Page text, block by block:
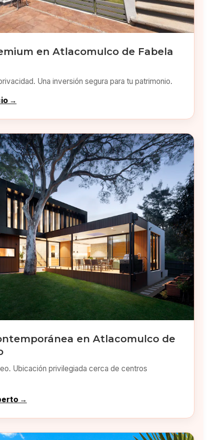
en Atlacomulco de Fabela
Una inversión segura para tu patrimonio.
→
en Atlacomulco de
Ubicación privilegiada cerca de centros
→